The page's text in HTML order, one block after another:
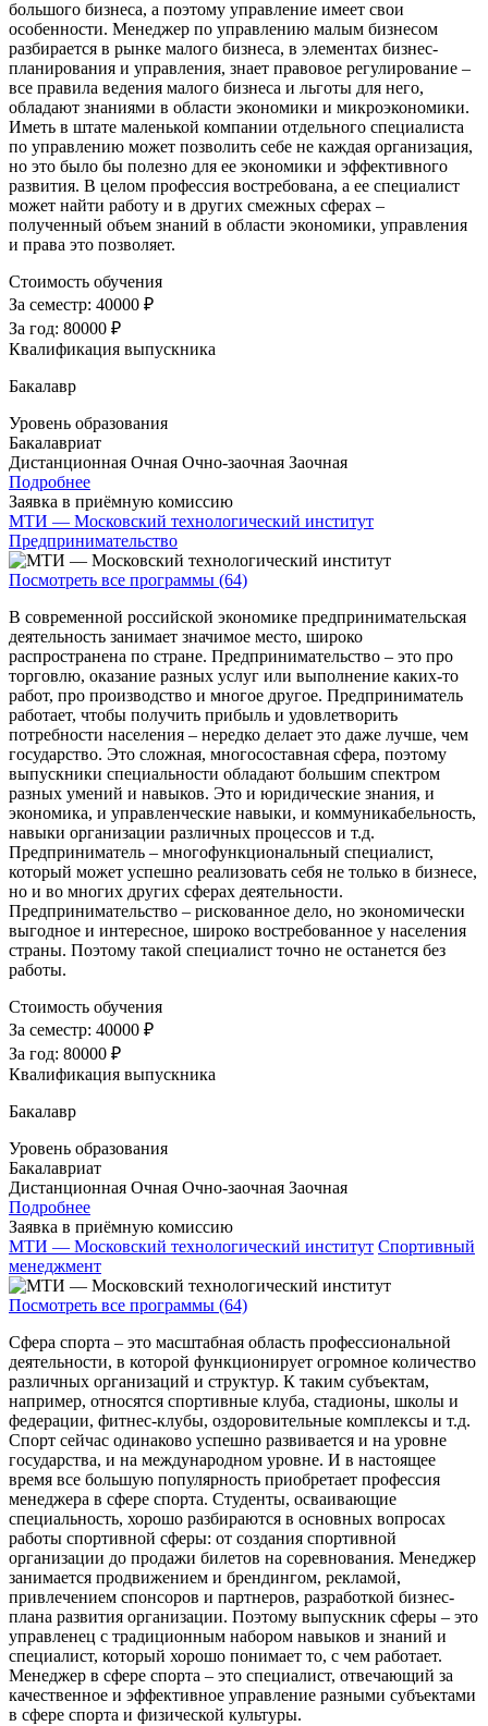
большого бизнеса, а поэтому управление имеет свои
особенности. Менеджер по управлению малым бизнесом
разбирается в рынке малого бизнеса, в элементах бизнес-
планирования и управления, знает правовое регулирование –
все правила ведения малого бизнеса и льготы для него,
обладают знаниями в области экономики и микроэкономики.
Иметь в штате маленькой компании отдельного специалиста
по управлению может позволить себе не каждая организация,
но это было бы полезно для ее экономики и эффективного
развития. В целом профессия востребована, а ее специалист
может найти работу и в других смежных сферах –
полученный объем знаний в области экономики, управления
и права это позволяет.
Стоимость обучения
За семестр: 40000 ₽
За год: 80000 ₽
Квалификация выпускника
Бакалавр
Уровень образования
Бакалавриат
Дистанционная Очная Очно-заочная Заочная
Подробнее
Заявка в приёмную комиссию
МТИ — Московский технологический институт
Предпринимательство
Посмотреть все программы (64)
В современной российской экономике предпринимательская
деятельность занимает значимое место, широко
распространена по стране. Предпринимательство – это про
торговлю, оказание разных услуг или выполнение каких-то
работ, про производство и многое другое. Предприниматель
работает, чтобы получить прибыль и удовлетворить
потребности населения – нередко делает это даже лучше, чем
государство. Это сложная, многосоставная сфера, поэтому
выпускники специальности обладают большим спектром
разных умений и навыков. Это и юридические знания, и
экономика, и управленческие навыки, и коммуникабельность,
навыки организации различных процессов и т.д.
Предприниматель – многофункциональный специалист,
который может успешно реализовать себя не только в бизнесе,
но и во многих других сферах деятельности.
Предпринимательство – рискованное дело, но экономически
выгодное и интересное, широко востребованное у населения
страны. Поэтому такой специалист точно не останется без
работы.
Стоимость обучения
За семестр: 40000 ₽
За год: 80000 ₽
Квалификация выпускника
Бакалавр
Уровень образования
Бакалавриат
Дистанционная Очная Очно-заочная Заочная
Подробнее
Заявка в приёмную комиссию
МТИ — Московский технологический институт Спортивный
менеджмент
Посмотреть все программы (64)
Сфера спорта – это масштабная область профессиональной
деятельности, в которой функционирует огромное количество
различных организаций и структур. К таким субъектам,
например, относятся спортивные клуба, стадионы, школы и
федерации, фитнес-клубы, оздоровительные комплексы и т.д.
Спорт сейчас одинаково успешно развивается и на уровне
государства, и на международном уровне. И в настоящее
время все большую популярность приобретает профессия
менеджера в сфере спорта. Студенты, осваивающие
специальность, хорошо разбираются в основных вопросах
работы спортивной сферы: от создания спортивной
организации до продажи билетов на соревнования. Менеджер
занимается продвижением и брендингом, рекламой,
привлечением спонсоров и партнеров, разработкой бизнес-
плана развития организации. Поэтому выпускник сферы – это
управленец с традиционным набором навыков и знаний и
специалист, который хорошо понимает то, с чем работает.
Менеджер в сфере спорта – это специалист, отвечающий за
качественное и эффективное управление разными субъектами
в сфере спорта и физической культуры.